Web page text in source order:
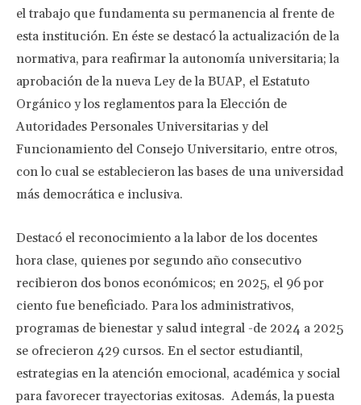
el trabajo que fundamenta su permanencia al frente de
esta institución. En éste se destacó la actualización de la
normativa, para reafirmar la autonomía universitaria; la
aprobación de la nueva Ley de la BUAP, el Estatuto
Orgánico y los reglamentos para la Elección de
Autoridades Personales Universitarias y del
Funcionamiento del Consejo Universitario, entre otros,
con lo cual se establecieron las bases de una universidad
más democrática e inclusiva.
Destacó el reconocimiento a la labor de los docentes
hora clase, quienes por segundo año consecutivo
recibieron dos bonos económicos; en 2025, el 96 por
ciento fue beneficiado. Para los administrativos,
programas de bienestar y salud integral -de 2024 a 2025
se ofrecieron 429 cursos. En el sector estudiantil,
estrategias en la atención emocional, académica y social
para favorecer trayectorias exitosas. Además, la puesta